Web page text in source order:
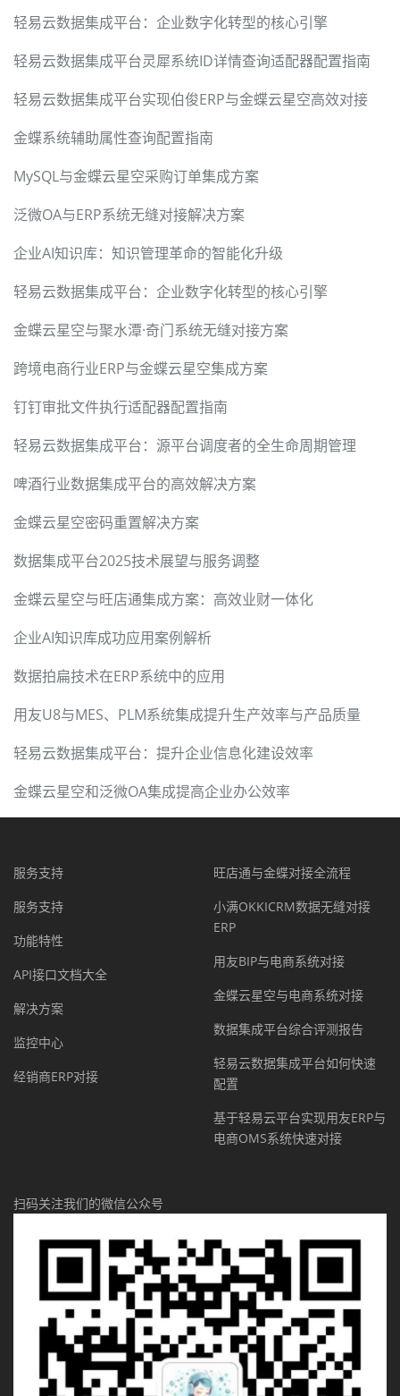
轻易云数据集成平台：企业数字化转型的核心引擎
轻易云数据集成平台灵犀系统ID详情查询适配器配置指南
轻易云数据集成平台实现伯俊ERP与金蝶云星空高效对接
金蝶系统辅助属性查询配置指南
MySQL与金蝶云星空采购订单集成方案
泛微OA与ERP系统无缝对接解决方案
企业AI知识库：知识管理革命的智能化升级
轻易云数据集成平台：企业数字化转型的核心引擎
金蝶云星空与聚水潭·奇门系统无缝对接方案
跨境电商行业ERP与金蝶云星空集成方案
钉钉审批文件执行适配器配置指南
轻易云数据集成平台：源平台调度者的全生命周期管理
啤酒行业数据集成平台的高效解决方案
金蝶云星空密码重置解决方案
数据集成平台2025技术展望与服务调整
金蝶云星空与旺店通集成方案：高效业财一体化
企业AI知识库成功应用案例解析
数据拍扁技术在ERP系统中的应用
用友U8与MES、PLM系统集成提升生产效率与产品质量
轻易云数据集成平台：提升企业信息化建设效率
金蝶云星空和泛微OA集成提高企业办公效率
服务支持
服务支持
功能特性
API接口文档大全
解决方案
监控中心
经销商ERP对接
旺店通与金蝶对接全流程
小满OKKICRM数据无缝对接
ERP
用友BIP与电商系统对接
金蝶云星空与电商系统对接
数据集成平台综合评测报告
轻易云数据集成平台如何快速
配置
基于轻易云平台实现用友ERP与
电商OMS系统快速对接
扫码关注我们的微信公众号